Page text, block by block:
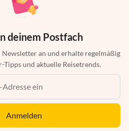
deinem Postfach
an und erhalte regelmäßig
Tipps und aktuelle Reisetrends.
Anmelden